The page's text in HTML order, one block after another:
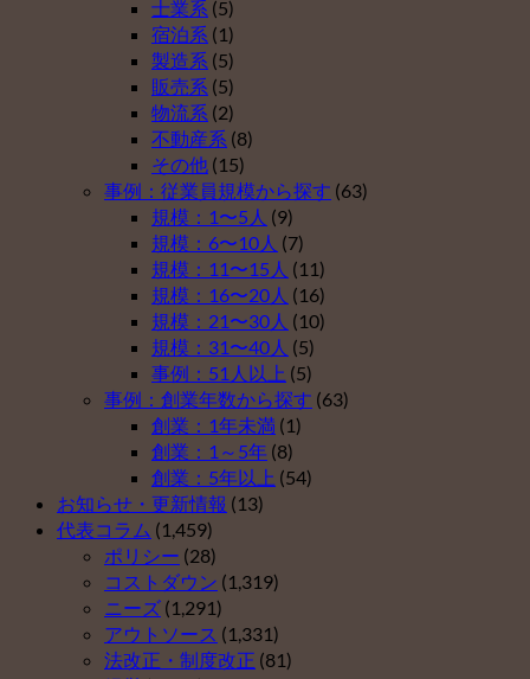
し
な
い
理
由
ベ
ス
ト
５
（そ
の
４）
は
金
を
導
入
し
な
い
理
由
ベ
ス
ト
５
（そ
の
３）
は
定
拠
出
年
金
を
導
入
し
な
い
理
由
ベ
ス
ト
５
（そ
の
２）
は
士業系 (5)
宿泊系 (1)
製造系 (5)
販売系 (5)
物流系 (2)
不動産系 (8)
その他 (15)
事例：従業員規模から探す (63)
規模：1〜5人 (9)
規模：6〜10人 (7)
規模：11〜15人 (11)
規模：16〜20人 (16)
規模：21〜30人 (10)
規模：31〜40人 (5)
事例：51人以上 (5)
事例：創業年数から探す (63)
創業：1年未満 (1)
創業：1～5年 (8)
創業：5年以上 (54)
お知らせ・更新情報 (13)
代表コラム (1,459)
ポリシー (28)
コストダウン (1,319)
ニーズ (1,291)
アウトソース (1,331)
法改正・制度改正 (81)